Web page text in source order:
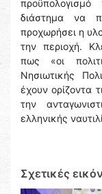
διάστημα να
προχωρήσει η
την περιοχή.
πως «οι
Νησιωτικής
έχουν ορίζοντα
την
ελληνικής
Σχετικές